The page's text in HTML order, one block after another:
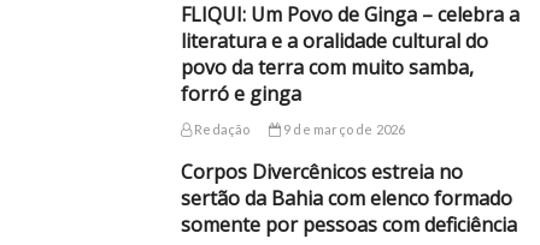
FLIQUI: Um Povo de Ginga – celebra a
literatura e a oralidade cultural do
povo da terra com muito samba,
forró e ginga
Redação 9 de março de 2026
Corpos Divercênicos estreia no
sertão da Bahia com elenco formado
somente por pessoas com deficiência